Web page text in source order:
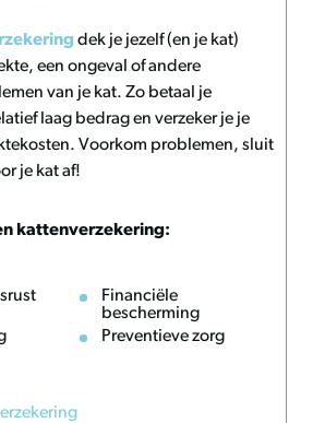
dek je jezelf (en je kat)
een ongeval of andere
van je kat. Zo betaal je
laag bedrag en verzeker je je
Voorkom problemen, sluit
je kat af!
kattenverzekering:
Financiële
bescherming
Preventieve zorg